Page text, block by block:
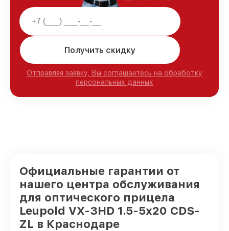
Получить скидку
Отправляя заявку, Вы соглашаетесь на обработку
персональных данных
Официальные гарантии от
нашего центра обслуживания
для оптического прицела
Leupold VX-3HD 1.5-5x20 CDS-
ZL в Краснодаре